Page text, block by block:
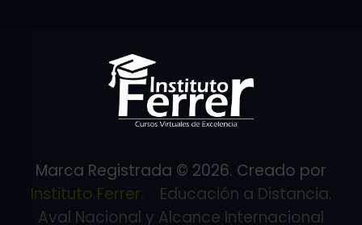
Marca Registrada © 2026. Creado por
Instituto Ferrer.
Educación a Distancia.
Aval Nacional y Alcance Internacional